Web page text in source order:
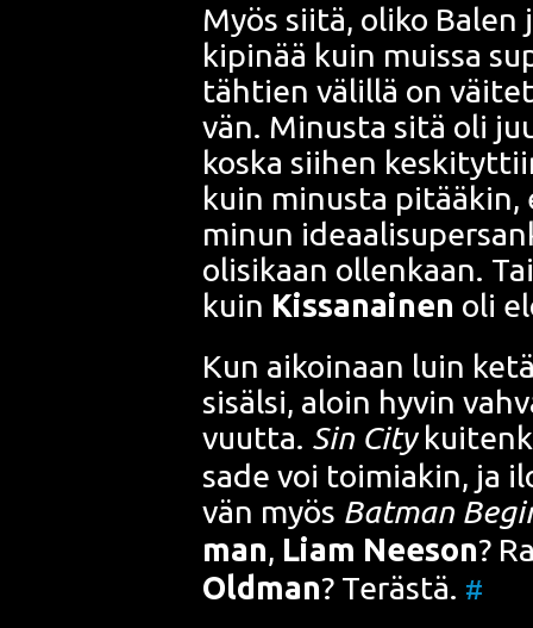
Myös sii­tä, oli­ko
kipi­nää kuin muis­sa
täh­tien välil­lä on
vän. Minus­ta sitä oli
kos­ka sii­hen
kuin minus­ta
minun
oli­si­kaan ollen­kaan.
kuin Kis­sa­nai­nen oli
Kun aikoi­naan luin
sisäl­si, aloin hyvin
vuut­ta. Sin City
sa­de voi toi­mia­kin, ja
vän myös Bat­man
man, Liam Nee­son?
Old­man? Teräs­tä. #